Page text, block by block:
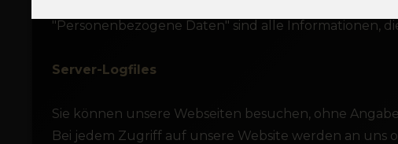
"Personenbezogene Daten" sind alle Informationen,
Server-Logfiles
Sie können unsere Webseiten besuchen, ohne
Bei jedem Zugriff auf unsere Website werden an